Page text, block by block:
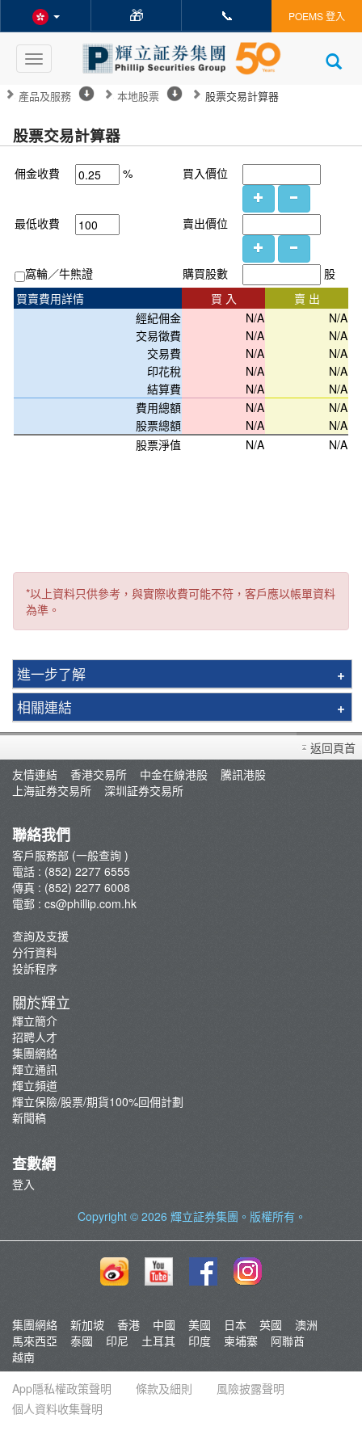
🎁 📞 POEMS 登入
Toggle
navigation
產品及服務 本地股票 股票交易計算器
股票交易計算器
佣金收費 % 買入價位
最低收費 賣出價位
窩輪／牛熊證 購買股數
股
買賣費用詳情
買 入
賣 出
經紀佣金
N/A
N/A
交易徵費
N/A
N/A
交易費
N/A
N/A
印花稅
N/A
N/A
結算費
N/A
N/A
費用總額
N/A
N/A
股票總額
N/A
N/A
股票淨值
N/A N/A
*以上資料只供參考，與實際收費可能不符，客戶應以帳單資料
為準。
進一步了解
交易所買賣基金(ETF)
人民幣證券
重要通知
相關連結
佣金及收費
開設戶口
返回頁首
友情連結
香港交易所 中金在線港股
騰訊港股
上海証券交易所
深圳証券交易所
聯絡我們
客戶服務部 (一般查詢 )
電話 : (852) 2277 6555
傳真 : (852) 2277 6008
電郵 : cs@phillip.com.hk
查詢及支援
分行資料
投訴程序
關於輝立
輝立簡介
招聘人才
集團網絡
輝立通訊
輝立頻道
輝立保險/股票/期貨100%回佣計劃
新聞稿
查數網
登入
Copyright © 2026 輝立証券集團 。版權所有。
集團網絡 新加坡 香港 中國 美國 日本 英國
澳洲
馬來西亞
泰國 印尼 土耳其 印度 柬埔寨
阿聯酋
越南
App隱私權政策聲明
條款及細則
風險披露聲明
個人資料收集聲明